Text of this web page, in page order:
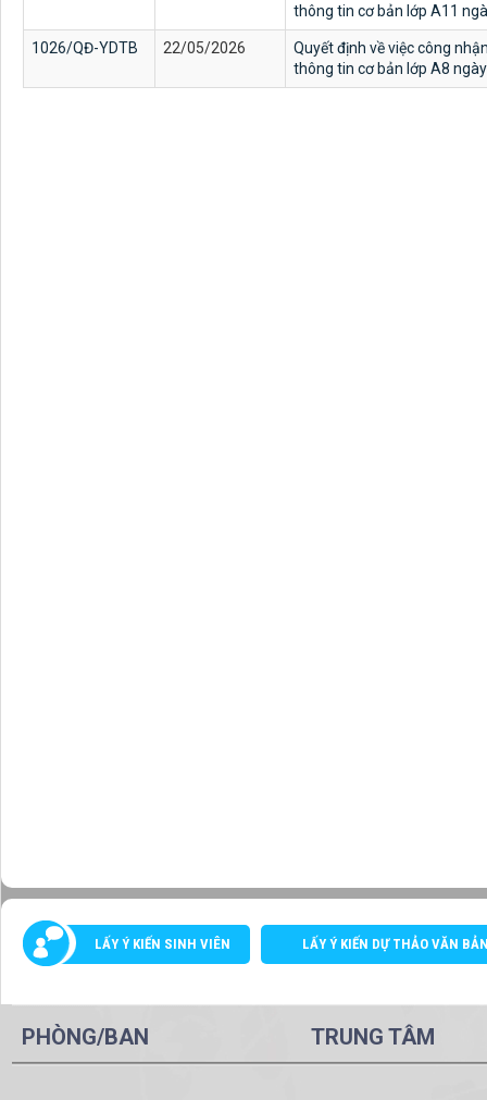
thông tin cơ bản lớp A11
1026/QĐ-YDTB 22/05/2026
Quyết định về việc công
thông tin cơ bản lớp A8
LẤY Ý KIẾN SINH VIÊN LẤY Ý KIẾN DỰ THẢO VĂN
PHÒNG/BAN TRUNG TÂM